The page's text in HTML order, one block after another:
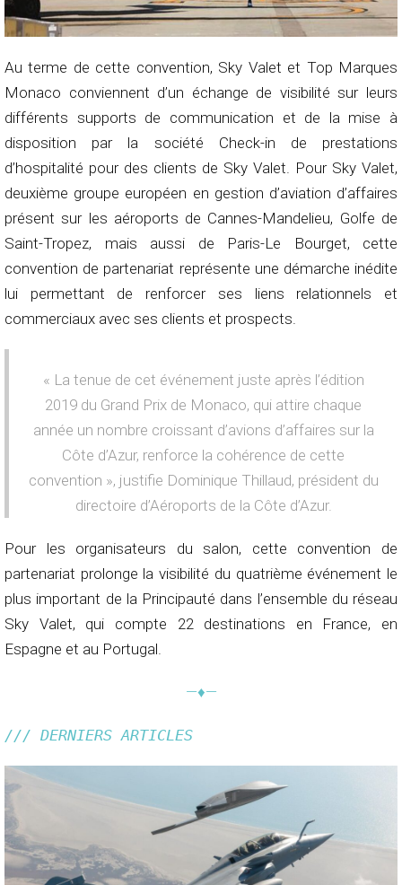
Au terme de cette convention, Sky Valet et Top Marques
Monaco conviennent d’un échange de visibilité sur leurs
différents supports de communication et de la mise à
disposition par la société Check-in de prestations
d’hospitalité pour des clients de Sky Valet. Pour Sky Valet,
deuxième groupe européen en gestion d’aviation d’affaires
présent sur les aéroports de Cannes-Mandelieu, Golfe de
Saint-Tropez, mais aussi de Paris-Le Bourget, cette
convention de partenariat représente une démarche inédite
lui permettant de renforcer ses liens relationnels et
commerciaux avec ses clients et prospects.
« La tenue de cet événement juste après l’édition
2019 du Grand Prix de Monaco, qui attire chaque
année un nombre croissant d’avions d’affaires sur la
Côte d’Azur, renforce la cohérence de cette
convention », justifie Dominique Thillaud, président du
directoire d’Aéroports de la Côte d’Azur.
Pour les organisateurs du salon, cette convention de
partenariat prolonge la visibilité du quatrième événement le
plus important de la Principauté dans l’ensemble du réseau
Sky Valet, qui compte 22 destinations en France, en
Espagne et au Portugal.
—♦—
/// DERNIERS ARTICLES